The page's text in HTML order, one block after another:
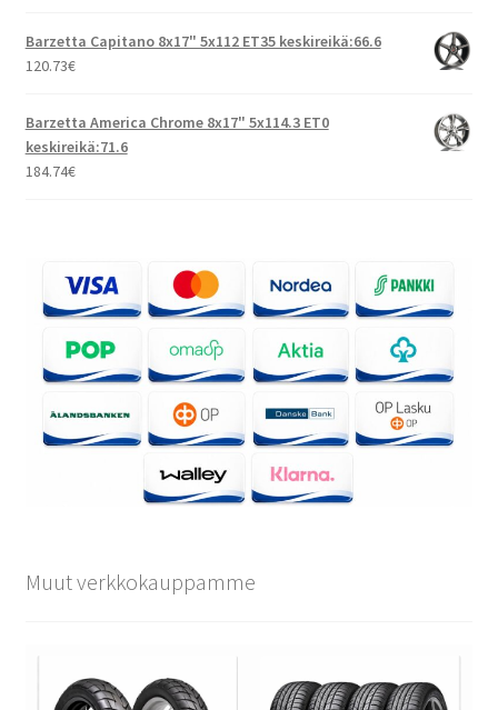
Barzetta Capitano 8x17" 5x112 ET35 keskireikä:66.6
120.73€
Barzetta America Chrome 8x17" 5x114.3 ET0
keskireikä:71.6
184.74€
Muut verkkokauppamme